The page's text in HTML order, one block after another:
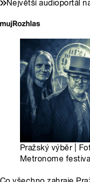
Největší audioportál
Pražský výběr |
Metronome